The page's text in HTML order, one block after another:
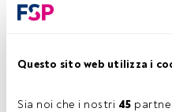
Questo sito web utilizza i
Sia noi che i nostri 45
Tempo di lettura:1 min.